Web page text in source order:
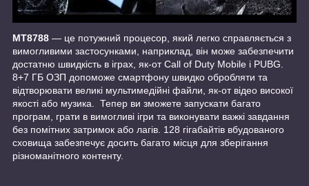
MT8788 — це потужний процесор, який легко справляється з
вимогливими застосунками, наприклад, він може забезпечити
достатню швидкість в іграх, як-от Call of Duty Mobile і PUBG.
8+7 ГБ ОЗП допоможе смартфону швидко обробляти та
відтворювати великі мультимедійні файли, як-от відео високої
якості або музика. Тепер ви зможете запускати багато
програм, грати в вимогливі ігри та виконувати важкі завдання
без помітних затримок або лагів. 128 гігабайтів вбудованого
сховища забезпечує досить багато місця для зберігання
різноманітного контенту.